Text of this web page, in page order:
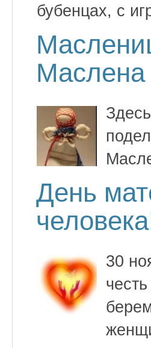
бубенцах, с
Маслена
День
30